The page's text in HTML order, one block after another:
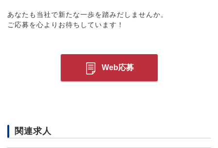
あなたも当社で新たな一歩を踏みだしませんか。
ご応募を心よりお待ちしています！
Web応募
関連求人